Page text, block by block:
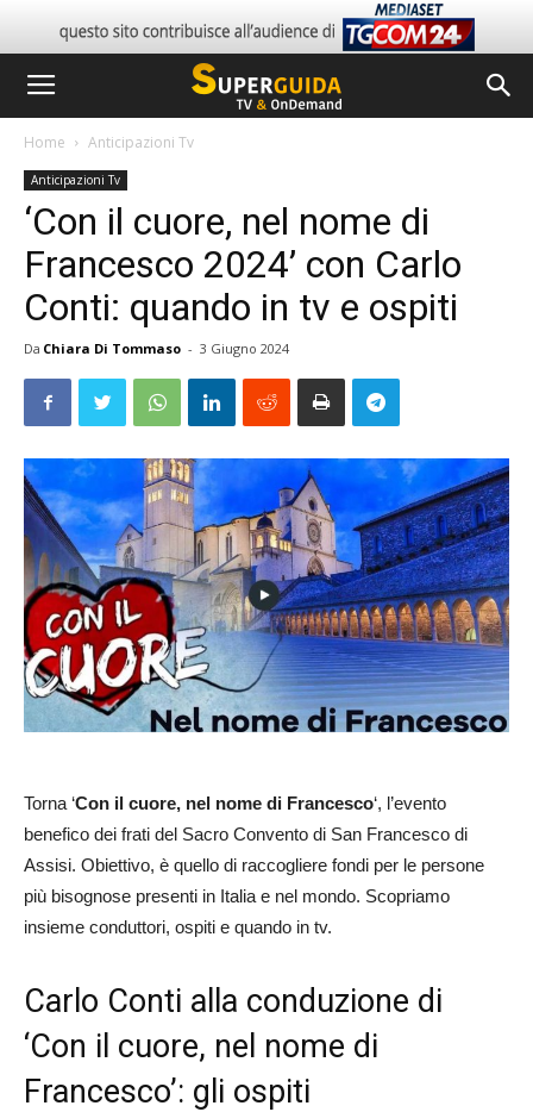
Home Anticipazioni Tv
Anticipazioni Tv
‘Con il cuore, nel nome di
Francesco 2024’ con Carlo
Conti: quando in tv e ospiti
Da Chiara Di Tommaso - 3 Giugno 2024
Torna ‘Con il cuore, nel nome di Francesco‘, l’evento
benefico dei frati del Sacro Convento di San Francesco di
Assisi. Obiettivo, è quello di raccogliere fondi per le persone
più bisognose presenti in Italia e nel mondo. Scopriamo
insieme conduttori, ospiti e quando in tv.
Carlo Conti alla conduzione di
‘Con il cuore, nel nome di
Francesco’: gli ospiti